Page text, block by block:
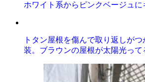
ホワイト系からピンクベージュに
トタン屋根を傷んで取り返しが
装。ブラウンの屋根が太陽光って